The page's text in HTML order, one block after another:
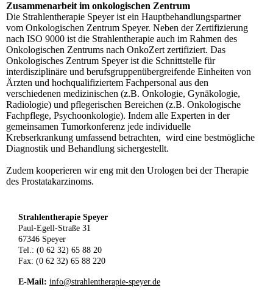
Zusammenarbeit im onkologischen Zentrum
Die Strahlentherapie Speyer ist ein Hauptbehandlungspartner
vom Onkologischen Zentrum Speyer. Neben der Zertifizierung
nach ISO 9000 ist die Strahlentherapie auch im Rahmen des
Onkologischen Zentrums nach OnkoZert zertifiziert. Das
Onkologisches Zentrum Speyer ist die Schnittstelle für
interdisziplinäre und berufsgruppenübergreifende Einheiten von
Ärzten und hochqualifiziertem Fachpersonal aus den
verschiedenen medizinischen (z.B. Onkologie, Gynäkologie,
Radiologie) und pflegerischen Bereichen (z.B. Onkologische
Fachpflege, Psychoonkologie). Indem alle Experten in der
gemeinsamen Tumorkonferenz jede individuelle
Krebserkrankung umfassend betrachten, wird eine bestmögliche
Diagnostik und Behandlung sichergestellt.
Zudem kooperieren wir eng mit den Urologen bei der Therapie
des Prostatakarzinoms.
Strahlentherapie Speyer
Paul-Egell-Straße 31
67346 Speyer
Tel.: (0 62 32) 65 88 20
Fax: (0 62 32) 65 88 220
E-Mail: info@strahlentherapie-speyer.de